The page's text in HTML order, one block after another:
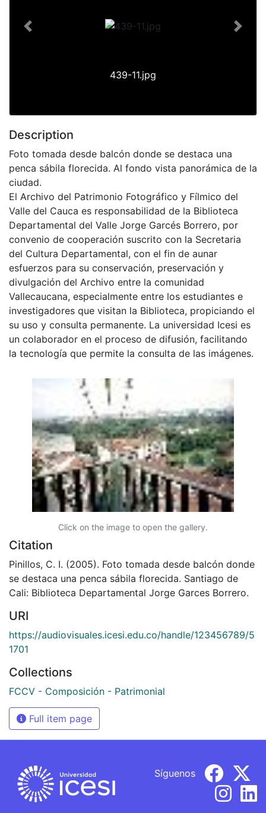
439-11.jpg
Previous Next
Description
Foto tomada desde balcón donde se destaca una
penca sábila florecida. Al fondo vista panorámica de la
ciudad.
El Archivo del Patrimonio Fotográfico y Fílmico del
Valle del Cauca es responsabilidad de la Biblioteca
Departamental del Valle Jorge Garcés Borrero, por
convenio de cooperación suscrito con la Secretaria
del Cultura Departamental, con el fin de aunar
esfuerzos para su conservación, preservación y
divulgación del Archivo entre la comunidad
Vallecaucana, especialmente entre los estudiantes e
investigadores que visitan la Biblioteca, propiciando el
su uso y consulta permanente. La universidad Icesi es
un colaborador en el proceso de difusión, facilitando
la tecnología que permite la consulta de las imágenes.
Click on the image to open the gallery.
Citation
Pinillos, C. I. (2005). Foto tomada desde balcón donde
se destaca una penca sábila florecida. Santiago de
Cali: Biblioteca Departamental Jorge Garces Borrero.
URI
https://audiovisuales.icesi.edu.co/handle/123456789/5
1701
Collections
FCCV - Composición - Patrimonial
Full item page
Síguenos